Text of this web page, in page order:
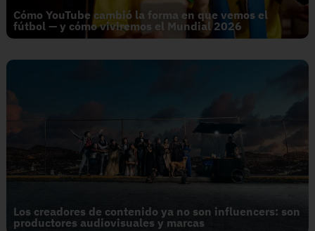
Cómo YouTube cambió la forma en que vemos el
fútbol — y cómo viviremos el Mundial 2026
Los creadores de contenido ya no son influencers: son
productores audiovisuales y marcas